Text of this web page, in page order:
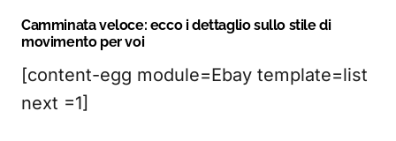
Camminata veloce: ecco i dettaglio sullo stile di
movimento per voi
[content-egg module=Ebay template=list
next =1]